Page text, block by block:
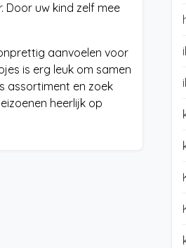
Door uw kind zelf mee
aanvoelen voor
is erg leuk om samen
assortiment en zoek
heerlijk op